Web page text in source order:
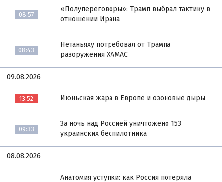
08:57
«Полупереговоры»: Трамп выбрал тактику в
отношении Ирана
08:43
Нетаньяху потребовал от Трампа
разоружения ХАМАС
09.08.2026
13:52 Июньская жара в Европе и озоновые дыры
09:33
За ночь над Россией уничтожено 153
украинских беспилотника
08.08.2026
Анатомия уступки: как Россия потеряла